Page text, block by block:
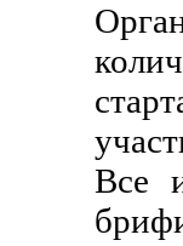
Все